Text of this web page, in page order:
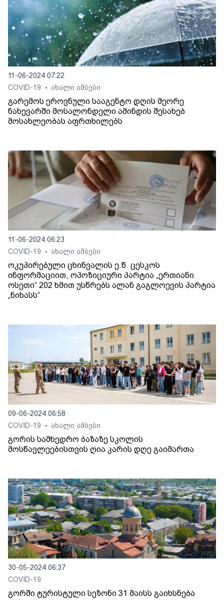
11-06-2024 07:22
COVID-19
• ახალი ამბები
გარემოს ეროვნული სააგენტო დღის მეორე
ნახევარში მოსალონდელი ამინდის შესახებ
მოსახლეობას აფრთხილებს
11-06-2024 06:23
COVID-19
• ახალი ამბები
ოკუპირებული ცხინვალის ე.წ. ცესკოს
ინფორმაციით, ოპოზიციური პარტია „ერთიანი
ოსეთი“ 202 ხმით უსწრებს ალან გაგლოევის პარტია
„ნიხასს“
09-06-2024 06:58
COVID-19
• ახალი ამბები
გორის სამხედრო ბაზაზე სკოლის
მოსწავლეებისთვის ღია კარის დღე გაიმართა
30-05-2024 06:37
COVID-19
გორში ტურისტული სეზონი 31 მაისს გაიხსნება